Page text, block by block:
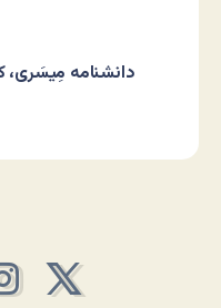
دانشنامه